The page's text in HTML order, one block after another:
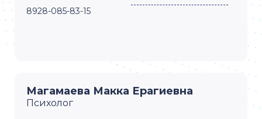
8928-085-83-15
Магамаева Макка Ерагиевна
Психолог